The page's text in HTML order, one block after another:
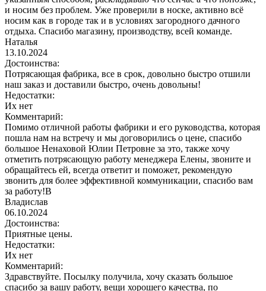
и носим без проблем. Уже проверили в носке, активно всё
носим как в городе так и в условиях загородного дачного
отдыха. Спасибо магазину, производству, всей команде.
Наталья
13.10.2024
Достоинства:
Потрясающая фабрика, все в срок, довольно быстро отшили
наш заказ и доставили быстро, очень довольны!
Недостатки:
Их нет
Комментарий:
Помимо отличной работы фабрики и его руководства, которая
пошла нам на встречу и мы договорились о цене, спасибо
большое Ненаховой Юлии Петровне за это, также хочу
отметить потрясающую работу менеджера Елены, звоните и
обращайтесь ей, всегда ответит и поможет, рекомендую
звонить для более эффективной коммуникации, спасибо вам
за работу!В
Владислав
06.10.2024
Достоинства:
Приятные цены.
Недостатки:
Их нет
Комментарий:
Здравствуйте. Посылку получила, хочу сказать большое
спасибо за вашу работу, вещи хорошего качества, по